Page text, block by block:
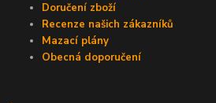
Doručení zboží
Recenze našich zákazníků
Mazací plány
Obecná doporučení